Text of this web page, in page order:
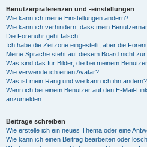
Benutzerpräferenzen und -einstellungen
Wie kann ich meine Einstellungen ändern?
Wie kann ich verhindern, dass mein
Die Forenuhr geht falsch!
Ich habe die Zeitzone eingestellt, aber die
Meine Sprache steht auf diesem Board nicht zur
Was sind das für Bilder, die bei meinem
Wie verwende ich einen Avatar?
Was ist mein Rang und wie kann ich ihn ändern?
Wenn ich bei einem Benutzer auf den E-Mail-
anzumelden.
Beiträge schreiben
Wie erstelle ich ein neues Thema oder eine
Wie kann ich einen Beitrag bearbeiten oder